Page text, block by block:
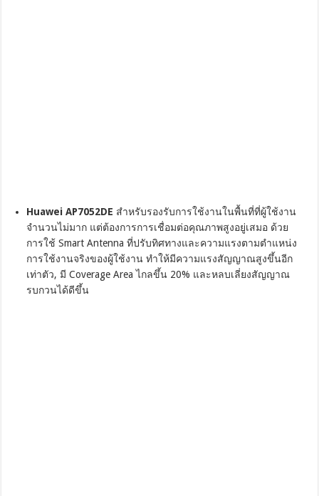
Huawei AP7052DE สำหรับรองรับการใช้งานในพื้นที่ที่ผู้ใช้งาน
จำนวนไม่มาก แต่ต้องการการเชื่อมต่อคุณภาพสูงอยู่เสมอ ด้วย
การใช้ Smart Antenna ที่ปรับทิศทางและความแรงตามตำแหน่ง
การใช้งานจริงของผู้ใช้งาน ทำให้มีความแรงสัญญาณสูงขึ้นอีก
เท่าตัว, มี Coverage Area ไกลขึ้น 20% และหลบเลี่ยงสัญญาณ
รบกวนได้ดีขึ้น